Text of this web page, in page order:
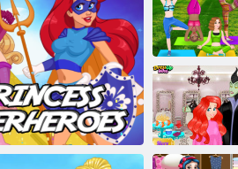
プリンセス・
ヨガ